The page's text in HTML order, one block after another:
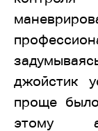
джойстик
проще
этому